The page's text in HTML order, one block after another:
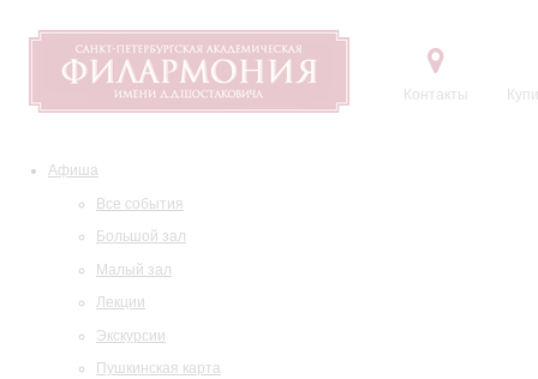
Контакты
Афиша
Все события
Большой зал
Малый зал
Лекции
Экскурсии
Пушкинская карта